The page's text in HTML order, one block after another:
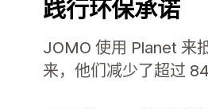
践行环保承诺
JOMO 使用 Planet 来
来，他们减少了超过